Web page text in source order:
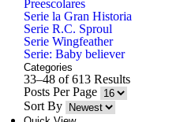
Preescolares
Serie la Gran Historia
Serie R.C. Sproul
Serie Wingfeather
Serie: Baby believer
Categories
33–48 of 613 Results
Posts Per Page
Sort By